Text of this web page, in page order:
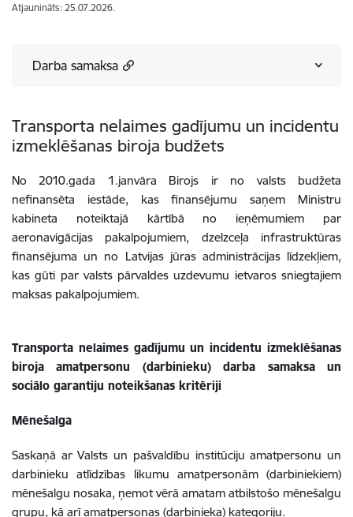
Atjaunināts: 25.07.2026.
Darba samaksa
Transporta nelaimes gadījumu un incidentu
izmeklēšanas biroja budžets
No 2010.gada 1.janvāra Birojs ir no valsts budžeta
nefinansēta iestāde, kas finansējumu saņem Ministru
kabineta noteiktajā kārtībā no ieņēmumiem par
aeronavigācijas pakalpojumiem, dzelzceļa infrastruktūras
finansējuma un no Latvijas jūras administrācijas līdzekļiem,
kas gūti par valsts pārvaldes uzdevumu ietvaros sniegtajiem
maksas pakalpojumiem.
Transporta nelaimes gadījumu un incidentu izmeklēšanas
biroja amatpersonu (darbinieku) darba samaksa un
sociālo garantiju noteikšanas kritēriji
Mēnešalga
Saskaņā ar Valsts un pašvaldību institūciju amatpersonu un
darbinieku atlīdzības likumu amatpersonām (darbiniekiem)
mēnešalgu nosaka, ņemot vērā amatam atbilstošo mēnešalgu
grupu, kā arī amatpersonas (darbinieka) kategoriju.